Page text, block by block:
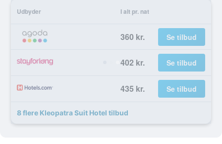
Udbyder I alt pr. nat
360 kr. Se tilbud
402 kr. Se tilbud
435 kr. Se tilbud
8 flere Kleopatra Suit Hotel tilbud